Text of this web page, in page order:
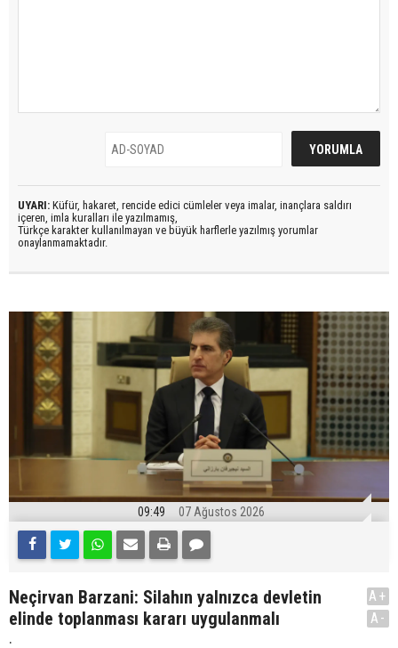
UYARI: Küfür, hakaret, rencide edici cümleler veya imalar, inançlara saldırı
içeren, imla kuralları ile yazılmamış,
Türkçe karakter kullanılmayan ve büyük harflerle yazılmış yorumlar
onaylanmamaktadır.
09:49 07 Ağustos 2026
Neçirvan Barzani: Silahın yalnızca devletin
elinde toplanması kararı uygulanmalı
.
A+
A-